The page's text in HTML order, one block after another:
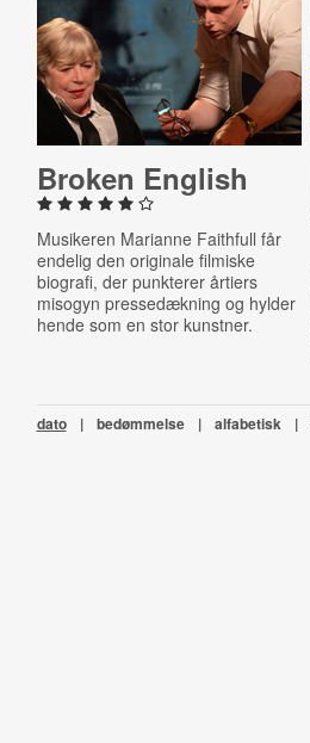
Broken English
Musikeren Marianne Faithfull får
endelig den originale filmiske
biografi, der punkterer årtiers
misogyn pressedækning og hylder
hende som en stor kunstner.
dato | bedømmelse | alfabetisk |